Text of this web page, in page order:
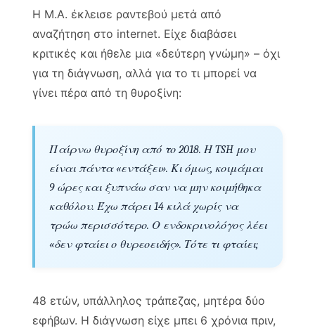
Η Μ.Α. έκλεισε ραντεβού μετά από
αναζήτηση στο internet. Είχε διαβάσει
κριτικές και ήθελε μια «δεύτερη γνώμη» – όχι
για τη διάγνωση, αλλά για το τι μπορεί να
γίνει πέρα από τη θυροξίνη:
Παίρνω θυροξίνη από το 2018. Η TSH μου
είναι πάντα «εντάξει». Κι όμως, κοιμάμαι
9 ώρες και ξυπνάω σαν να μην κοιμήθηκα
καθόλου. Έχω πάρει 14 κιλά χωρίς να
τρώω περισσότερο. Ο ενδοκρινολόγος λέει
«δεν φταίει ο θυρεοειδής». Τότε τι φταίει;
48 ετών, υπάλληλος τράπεζας, μητέρα δύο
εφήβων. Η διάγνωση είχε μπει 6 χρόνια πριν,